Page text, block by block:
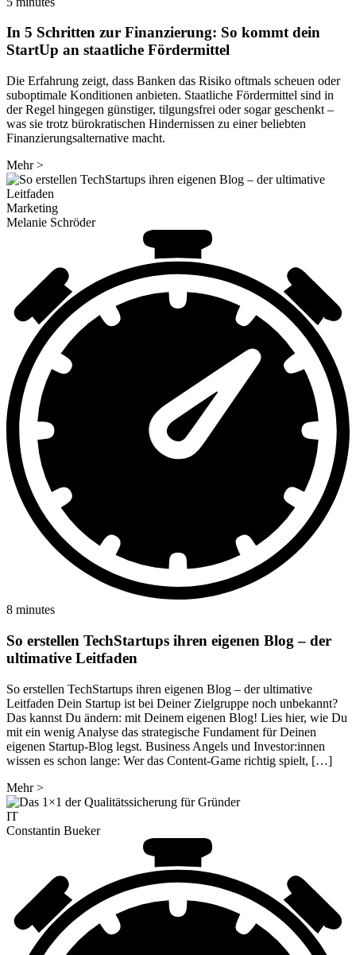
In 5 Schritten zur Finanzierung: So kommt dein
StartUp an staatliche Fördermittel
Die Erfahrung zeigt, dass Banken das Risiko oftmals scheuen oder
suboptimale Konditionen anbieten. Staatliche Fördermittel sind in
der Regel hingegen günstiger, tilgungsfrei oder sogar geschenkt –
was sie trotz bürokratischen Hindernissen zu einer beliebten
Finanzierungsalternative macht.
Mehr>
Marketing
Melanie Schröder
8 minutes
So erstellen TechStartups ihren eigenen Blog – der
ultimative Leitfaden
So erstellen TechStartups ihren eigenen Blog – der ultimative
Leitfaden Dein Startup ist bei Deiner Zielgruppe noch unbekannt?
Das kannst Du ändern: mit Deinem eigenen Blog! Lies hier, wie Du
mit ein wenig Analyse das strategische Fundament für Deinen
eigenen Startup-Blog legst. Business Angels und Investor:innen
wissen es schon lange: Wer das Content-Game richtig spielt, […]
Mehr>
IT
Constantin Bueker